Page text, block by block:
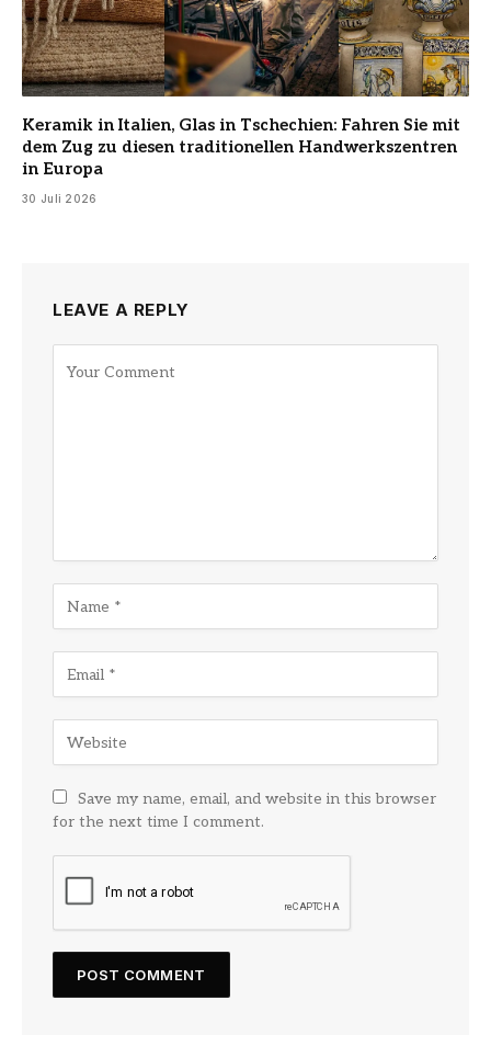
Keramik in Italien, Glas in Tschechien: Fahren Sie mit
dem Zug zu diesen traditionellen Handwerkszentren
in Europa
30 Juli 2026
LEAVE A REPLY
Save my name, email, and website in this browser
for the next time I comment.